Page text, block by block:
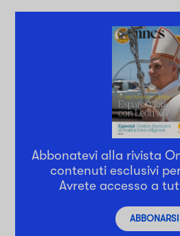
Abbonatevi alla rivista
contenuti esclusivi
Avrete accesso a
ABBONARSI